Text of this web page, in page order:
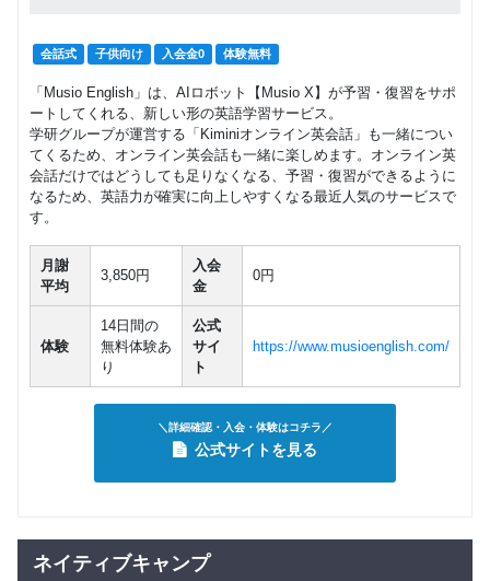
会話式 子供向け 入会金0 体験無料
「Musio English」は、AIロボット【Musio X】が予習・復習をサポ
ートしてくれる、新しい形の英語学習サービス。
学研グループが運営する「Kiminiオンライン英会話」も一緒につい
てくるため、オンライン英会話も一緒に楽しめます。オンライン英
会話だけではどうしても足りなくなる、予習・復習ができるように
なるため、英語力が確実に向上しやすくなる最近人気のサービスで
す。
月謝
平均
3,850円
入会
金
0円
体験
14日間の
無料体験あ
り
公式
サイ
ト
https://www.musioenglish.com/
＼詳細確認・入会・体験はコチラ／
公式サイトを見る
ネイティブキャンプ